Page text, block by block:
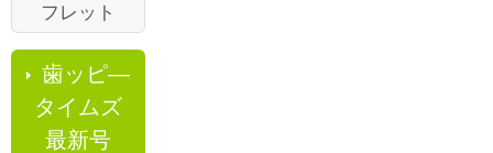
フレット
歯ッピ―
タイムズ
最新号